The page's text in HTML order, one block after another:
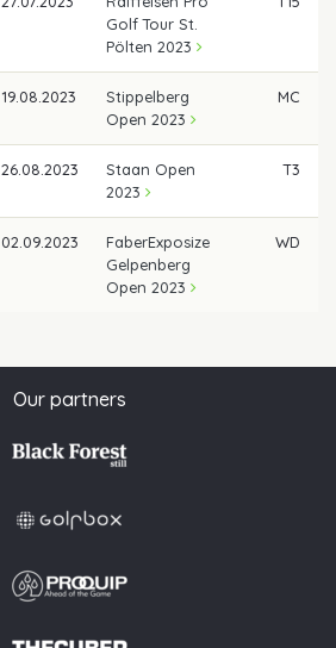
Golf Tour St.
Pölten 2023
19.08.2023
Stippelberg
Open 2023
MC
26.08.2023
Staan Open
2023
T3
02.09.2023
FaberExposize
Gelpenberg
Open 2023
WD
Our partners